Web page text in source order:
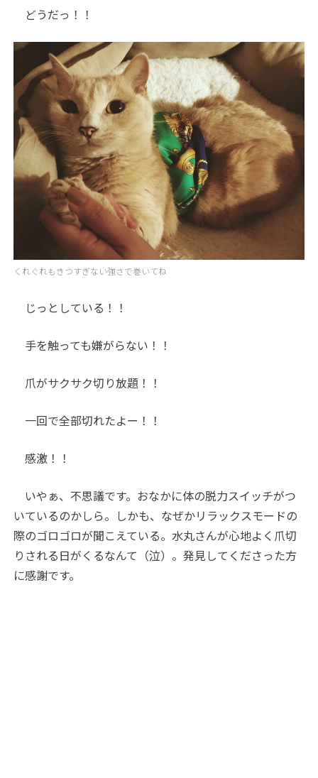
どうだっ！！
くれぐれもきつすぎない強さで巻いてね
じっとしている！！
手を触っても嫌がらない！！
爪がサクサク切り放題！！
一回で全部切れたよー！！
感激！！
いやぁ、不思議です。おなかに体の脱力スイッチがつ
いているのかしら。しかも、なぜかリラックスモードの
際のゴロゴロが聞こえている。水丸さんが心地よく爪切
りされる日がくるなんて（泣）。発見してくださった方
に感謝です。